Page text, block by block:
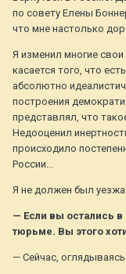
по совету Елены
что мне настолько
Я изменил многие
касается того, что
абсолютно
построения
представлял, что
Недооценил
происходило
России...
Я не должен был
— Если вы остались
тюрьме. Вы этого
— Сейчас,